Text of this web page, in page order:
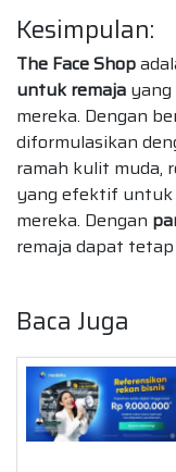
Kesimpulan:
The Face Shop
untuk remaja
mereka. Dengan
diformulasikan
ramah kulit muda,
yang efektif untuk
mereka. Dengan
remaja dapat
Baca Juga